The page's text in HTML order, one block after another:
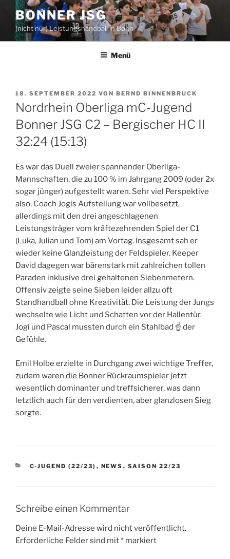
Zum
Inhalt
springen
BONNER JSG
(nicht nur) Leistungshandball in Bonn
Menü
VERÖFFENTLICHT
AM
18. SEPTEMBER 2022 VON BERND BINNENBRUCK
Nordrhein Oberliga mC-Jugend
Bonner JSG C2 – Bergischer HC II
32:24 (15:13)
Es war das Duell zweier spannender Oberliga-
Mannschaften, die zu 100 % im Jahrgang 2009 (oder 2x
sogar jünger) aufgestellt waren. Sehr viel Perspektive
also. Coach Jogis Aufstellung war vollbesetzt,
allerdings mit den drei angeschlagenen
Leistungsträger vom kräftezehrenden Spiel der C1
(Luka, Julian und Tom) am Vortag. Insgesamt sah er
wieder keine Glanzleistung der Feldspieler. Keeper
David dagegen war bärenstark mit zahlreichen tollen
Paraden inklusive drei gehaltenen Siebenmetern.
Offensiv zeigte seine Sieben leider allzu oft
Standhandball ohne Kreativität. Die Leistung der Jungs
wechselte wie Licht und Schatten vor der Hallentür.
Jogi und Pascal mussten durch ein Stahlbad ☝️ der
Gefühle.
Emil Holbe erzielte in Durchgang zwei wichtige Treffer,
zudem waren die Bonner Rückraumspieler jetzt
wesentlich dominanter und treffsicherer, was dann
letztlich auch für den verdienten, aber glanzlosen Sieg
sorgte.
KATEGORIEN
C-JUGEND (22/23) , NEWS , SAISON 22/23
Schreibe einen Kommentar
Deine E-Mail-Adresse wird nicht veröffentlicht.
Erforderliche Felder sind mit* markiert